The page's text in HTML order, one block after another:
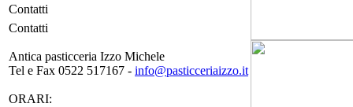
Contatti
Contatti
Antica pasticceria Izzo Michele
Tel e Fax 0522 517167 - info@pasticceriaizzo.it
ORARI: